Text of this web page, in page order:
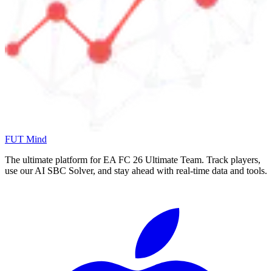
FUT Mind
The ultimate platform for EA FC 26 Ultimate Team. Track players,
use our AI SBC Solver, and stay ahead with real-time data and tools.